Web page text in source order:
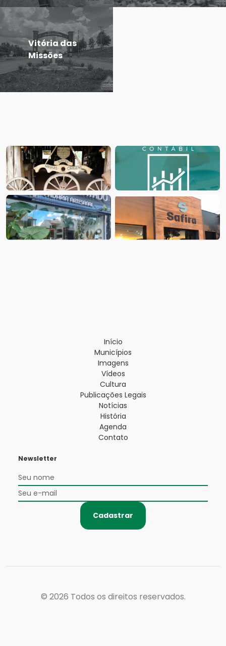
Vitória das
Missões
Início
Municípios
Imagens
Vídeos
Cultura
Publicações Legais
Notícias
História
Agenda
Contato
Newsletter
Cadastrar
© 2026 Todos os direitos reservados.